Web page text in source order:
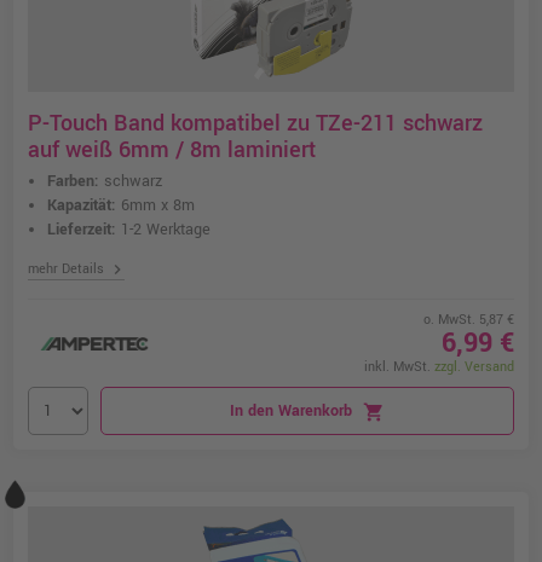
P-Touch Band kompatibel zu TZe-211 schwarz
auf weiß 6mm / 8m laminiert
Farben: schwarz
Kapazität: 6mm x 8m
Lieferzeit: 1-2 Werktage
mehr Details chevron_right
o. MwSt. 5,87 €
6,99 €
inkl. MwSt. zzgl. Versand
In den Warenkorb shopping_cart